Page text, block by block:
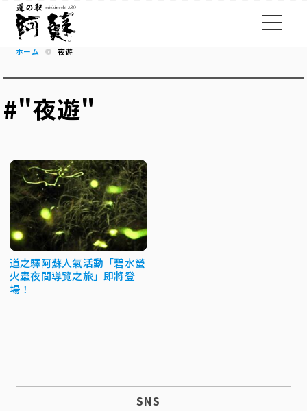
ホーム 夜遊
#"夜遊"
道之驛阿蘇人氣活動「碧水螢
火蟲夜間導覽之旅」即將登
場！
SNS